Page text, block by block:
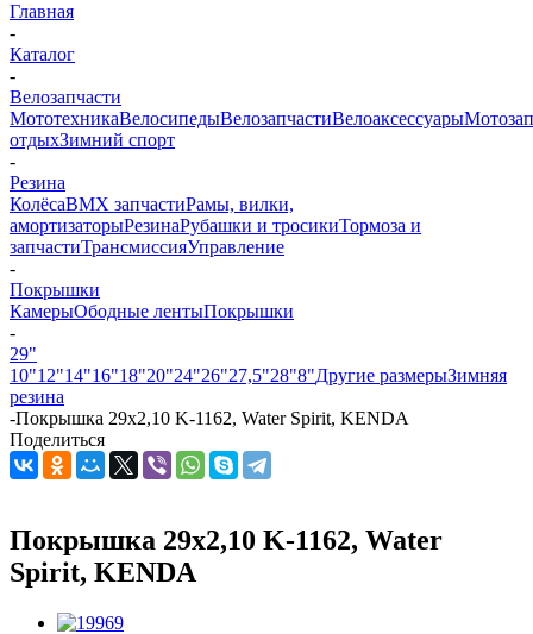
Главная
-
Каталог
-
Велозапчасти
МототехникаВелосипедыВелозапчастиВелоаксессуары
отдыхЗимний спорт
-
Резина
КолёсаBMX запчастиРамы, вилки,
амортизаторыРезинаРубашки и тросикиТормоза и
запчастиТрансмиссияУправление
-
Покрышки
КамерыОбодные лентыПокрышки
-
29"
10"12"14"16"18"20"24"26"27,5"28"8"Другие размерыЗимняя
резина
-Покрышка 29x2,10 K-1162, Water Spirit, KENDA
Поделиться
Покрышка 29x2,10 K-1162, Water
Spirit, KENDA